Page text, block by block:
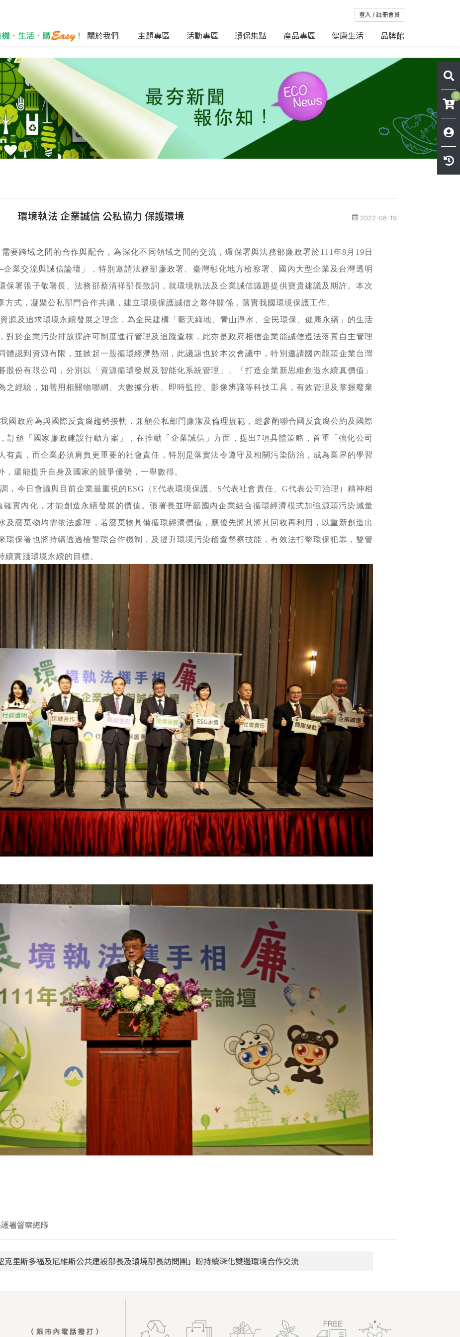
登入 / 註冊會員
關於我們 主題專區 活動專區 環保集點 產品專區 健康生活 品牌館
0
環境執法 企業誠信 公私協力 保護環境 2022-08-19
要跨域之間的合作與配合，為深化不同領域之間的交流，環保署與法務部廉政署於111年8月19日
業交流與誠信論壇」，特別邀請法務部廉政署、臺灣彰化地方檢察署、國內大型企業及台灣透明
保署張子敬署長、法務部蔡清祥部長致詞，就環境執法及企業誠信議題提供寶貴建議及期許。本次
式，凝聚公私部門合作共識，建立環境保護誠信之夥伴關係，落實我國環境保護工作。
源及追求環境永續發展之理念，為全民建構「藍天綠地、青山淨水、全民環保、健康永續」的生活
對於企業污染排放採許可制度進行管理及追蹤查核，此亦是政府相信企業能誠信遵法落實自主管理
體認到資源有限，並掀起一股循環經濟熱潮，此議題也於本次會議中，特別邀請國內龍頭企業台灣
股份有限公司，分別以「資源循環發展及智能化系統管理」、「打造企業新思維創造永續真價值」
之經驗，如善用相關物聯網、大數據分析、即時監控、影像辨識等科技工具，有效管理及掌握廢棄
國政府為與國際反貪腐趨勢接軌，兼顧公私部門廉潔及倫理規範，經參酌聯合國反貪腐公約及國際
訂頒「國家廉政建設行動方案」，在推動「企業誠信」方面，提出7項具體策略，首重「強化公司
有責，而企業必須肩負更重要的社會責任，特別是落實法令遵守及相關污染防治，成為業界的學習
還能提升自身及國家的競爭優勢，一舉數得。
，今日會議與目前企業最重視的ESG（E代表環境保護、S代表社會責任、G代表公司治理）精神相
實內化，才能創造永續發展的價值。張署長並呼籲國內企業結合循環經濟模式加強源頭污染減量
及廢棄物均需依法處理，若廢棄物具備循環經濟價值，應優先將其將其回收再利用，以重新創造出
環保署也將持續透過檢警環合作機制，及提升環境污染稽查督察技能，有效法打擊環保犯罪，雙管
實踐環境永續的目標。
署督察總隊
克里斯多福及尼維斯公共建設部長及環境部長訪問團」盼持續深化雙邊環境合作交流